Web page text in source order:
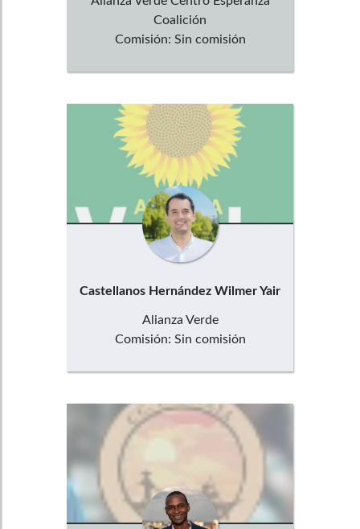
Coalición
Comisión: Sin comisión
Castellanos Hernández Wilmer Yair
Alianza Verde
Comisión: Sin comisión